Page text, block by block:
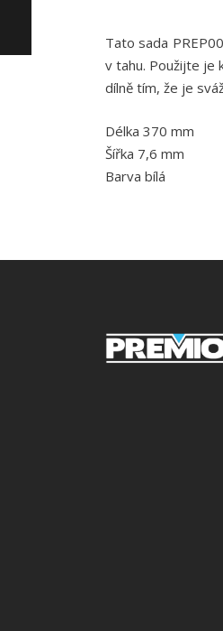
Tato sada
v tahu. Použijte je
dílně tím, že je
Délka 370 mm
Šířka 7,6 mm
Barva bílá